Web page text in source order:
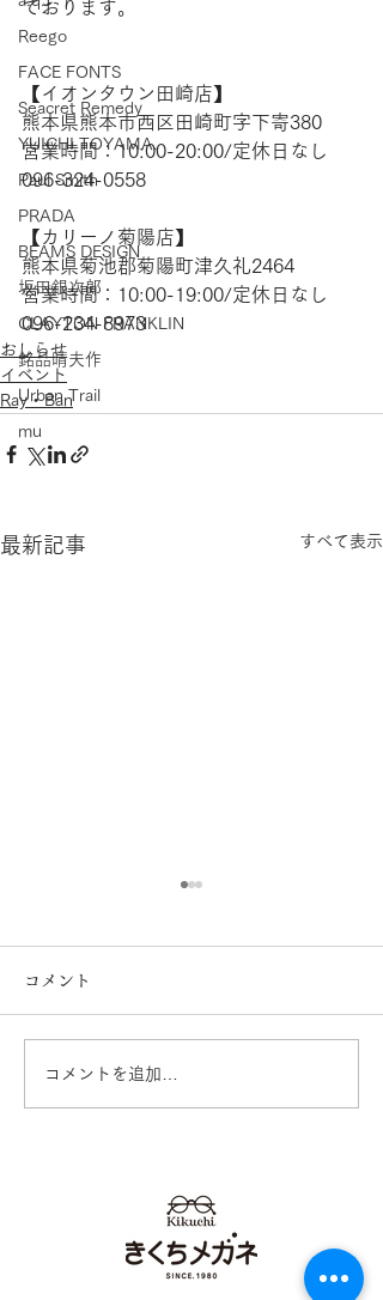
Reego
FACE FONTS
Seacret Remedy
YUICHI TOYAMA.
Paul Smith
PRADA
BEAMS DESIGN
坂田銀次郎
CLAYTON FRANKLIN
銘品晴夫作
Urban Trail
mu
ております。
【​イオンタウン田崎店】
熊本県熊本市西区田崎町字下寄380
営業時間：10:00-20:00/定休日なし
096-324-0558
【​カリーノ菊陽店】
熊本県菊池郡菊陽町津久礼2464
営業時間：10:00-19:00/定休日なし
096-234-8973
おしらせ
イベント
Ray・Ban
最新記事 すべて表示
イオンタウン田崎店 営業
コメント
コメントを追加…